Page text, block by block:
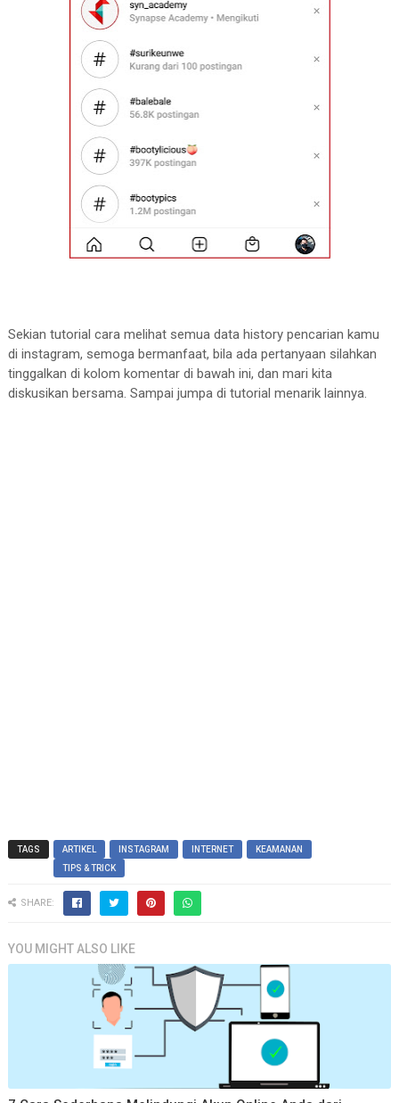
Sekian tutorial cara melihat semua data history pencarian kamu
di instagram, semoga bermanfaat, bila ada pertanyaan silahkan
tinggalkan di kolom komentar di bawah ini, dan mari kita
diskusikan bersama. Sampai jumpa di tutorial menarik lainnya.
TAGS ARTIKEL INSTAGRAM INTERNET
KEAMANAN
TIPS & TRICK
SHARE:
YOU MIGHT ALSO LIKE